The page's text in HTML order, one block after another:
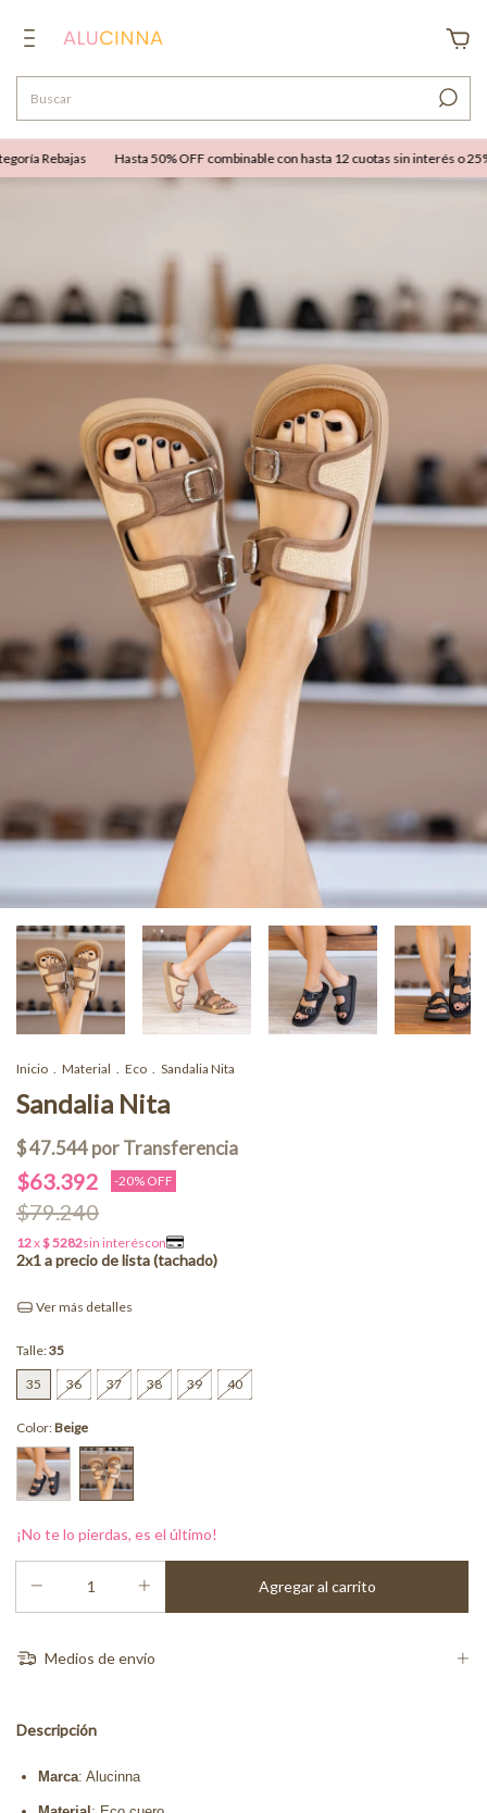
Rebajas Hasta 50% OFF combinable con hasta 12 cuotas sin interés o 25%
Inicio . Material . Eco . Sandalia Nita
Sandalia Nita
$63.392 -20% OFF
$79.240
Ver más detalles
Talle:35
35 36 37 38 39 40
Color:Beige
¡No te lo pierdas, es el último!
Medios de envío
Descripción
Marca: Alucinna